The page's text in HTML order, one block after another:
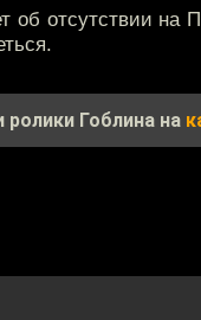
об отсутствии на
ролики Гоблина на